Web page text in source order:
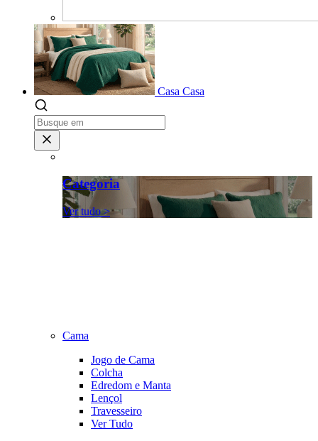
Casa Casa
Categoria
Ver tudo >
Cama
Jogo de Cama
Colcha
Edredom e Manta
Lençol
Travesseiro
Ver Tudo